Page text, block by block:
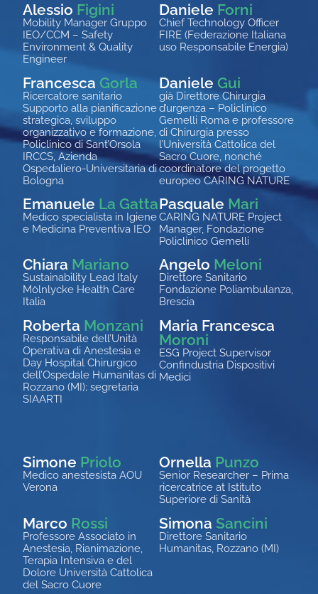
Alessio Figini
Mobility Manager Gruppo
IEO/CCM – Safety
Environment & Quality
Engineer
Daniele Forni
ChiefTechnology Officer
FIRE (Federazione Italiana
uso Responsabile Energia)
Francesca Gorla
Ricercatore sanitario
Supporto alla pianificazione
strategica, sviluppo
organizzativo e formazione,
Policlinico di Sant’Orsola
IRCCS, Azienda
Ospedaliero-Universitaria di
Bologna
Daniele Gui
già Direttore Chirurgia
d’urgenza – Policlinico
Gemelli Roma e professore
di Chirurgia presso
l’Università Cattolica del
Sacro Cuore, nonché
coordinatore del progetto
europeo CARING NATURE
Emanuele La Gatta
Medico specialista in Igiene
e Medicina Preventiva IEO
Pasquale Mari
CARING NATURE Project
Manager, Fondazione
Policlinico Gemelli
Chiara Mariano
Sustainability Lead Italy
Mölnlycke Health Care
Italia
Angelo Meloni
Direttore Sanitario
Fondazione Poliambulanza,
Brescia
Roberta Monzani
Responsabile dell’Unità
Operativa di Anestesia e
Day Hospital Chirurgico
dell’Ospedale Humanitas di
Rozzano (MI); segretaria
SIAARTI
Maria Francesca
Moroni
ESG Project Supervisor
Confindustria Dispositivi
Medici
Simone Priolo
Medico anestesista AOU
Verona
Ornella Punzo
Senior Researcher – Prima
ricercatrice at Istituto
Superiore di Sanità
Marco Rossi
Professore Associato in
Anestesia, Rianimazione,
Terapia Intensiva e del
Dolore Università Cattolica
del Sacro Cuore
Simona Sancini
Direttore Sanitario
Humanitas, Rozzano (MI)